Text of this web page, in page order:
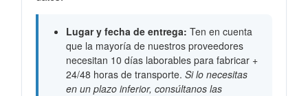
Lugar y fecha de entrega: Ten en cuenta
que la mayoría de nuestros proveedores
necesitan 10 días laborables para fabricar +
24/48 horas de transporte. Si lo necesitas
en un plazo inferior, consúltanos las